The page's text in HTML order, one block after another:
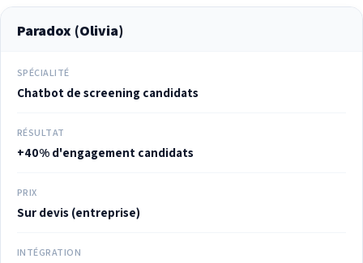
Paradox (Olivia)
SPÉCIALITÉ
Chatbot de screening candidats
RÉSULTAT
+40% d'engagement candidats
PRIX
Sur devis (entreprise)
INTÉGRATION